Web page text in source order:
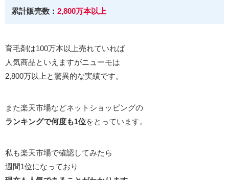
累計販売数： 2,800万本以上
育毛剤は100万本以上売れていれば
人気商品といえますがニューモは
2,800万以上と驚異的な実績です。
また楽天市場などネットショッピングの
ランキングで何度も1位をとっています。
私も楽天市場で確認してみたら
週間1位になっており